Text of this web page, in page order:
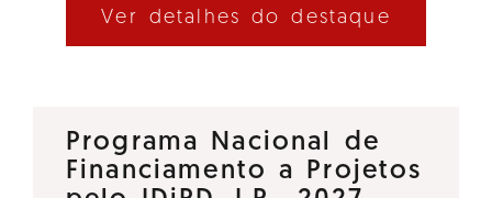
Ver detalhes do destaque
Programa Nacional de
Financiamento a Projetos